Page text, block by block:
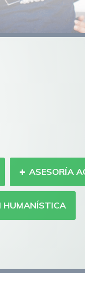
ASESORÍA
HUMANÍSTICA